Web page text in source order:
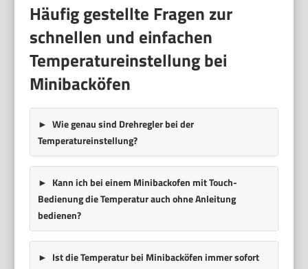
Häufig gestellte Fragen zur
schnellen und einfachen
Temperatureinstellung bei
Minibacköfen
Wie genau sind Drehregler bei der
Temperatureinstellung?
Kann ich bei einem Minibackofen mit Touch-
Bedienung die Temperatur auch ohne Anleitung
bedienen?
Ist die Temperatur bei Minibacköfen immer sofort